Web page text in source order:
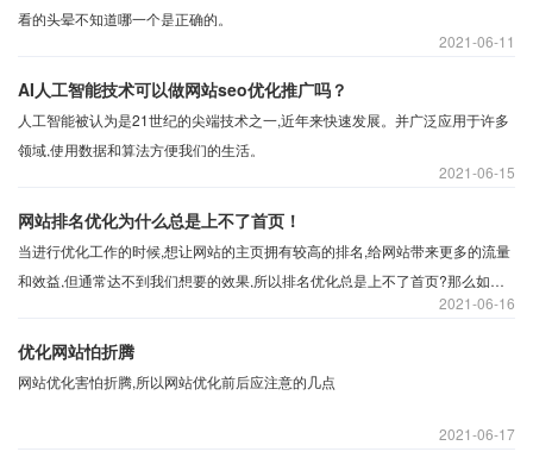
06-11
2021
看的头晕不知道哪一个是正确的。
06-15
2021
AI人工智能技术可以做网站seo优化推广吗？
人工智能被认为是21世纪的尖端技术之一,近年来快速发展。并广泛应用于许多
领域,使用数据和算法方便我们的生活。
06-16
2021
网站排名优化为什么总是上不了首页！
当进行优化工作的时候,想让网站的主页拥有较高的排名,给网站带来更多的流量
和效益,但通常达不到我们想要的效果,所以排名优化总是上不了首页?那么如何
06-17
2021
优化网站怕折腾
网站优化害怕折腾,所以网站优化前后应注意的几点